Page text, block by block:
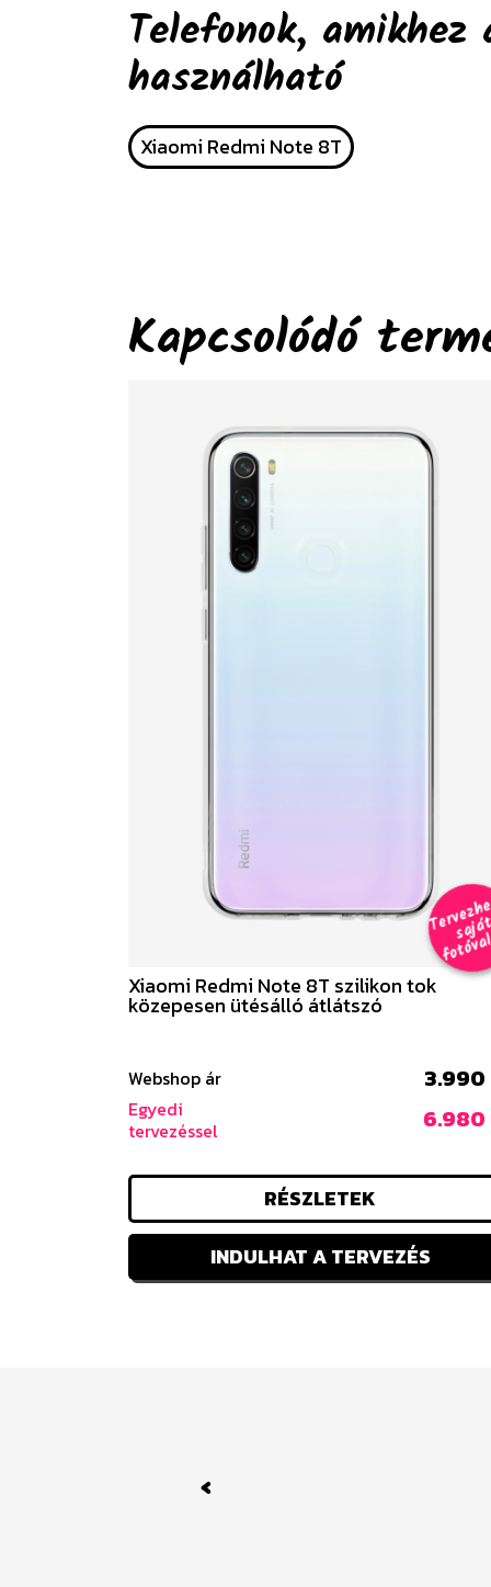
Telefonok,
használható
Xiaomi Redmi Note 8T
Kapcsolódó
al
Xiaomi Redmi Note 8T szilikon tok
közepesen ütésálló átlátszó
Webshop ár 3.990
Egyedi
tervezéssel
6.980
RÉSZLETEK
INDULHAT A TERVEZÉS
Previous